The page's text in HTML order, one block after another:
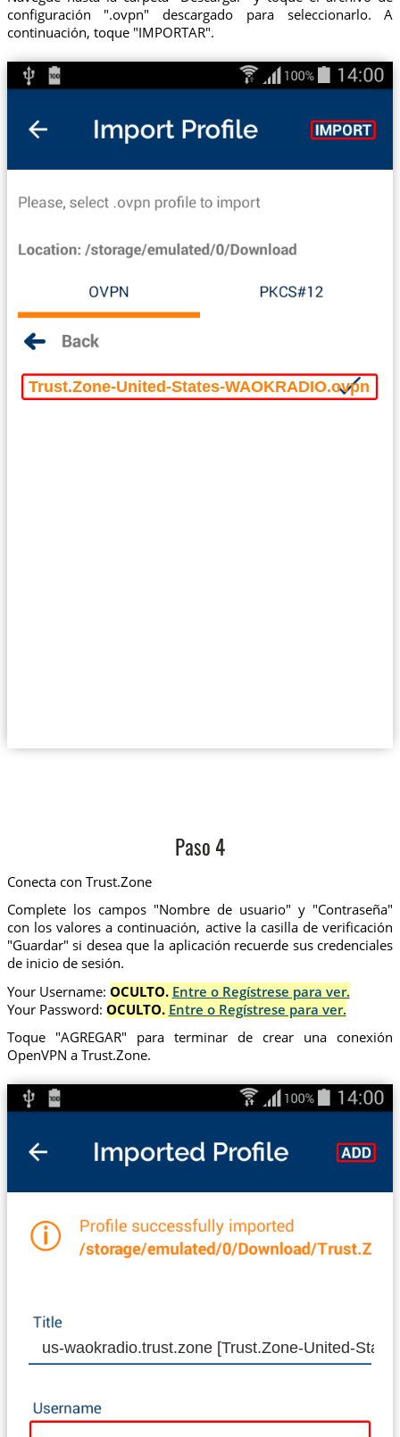
configuración ".ovpn" descargado para seleccionarlo. A
continuación, toque "IMPORTAR".
Trust.Zone-United-States-WAOKRADIO.ovpn
Paso 4
Conecta con Trust.Zone
Complete los campos "Nombre de usuario" y "Contraseña"
con los valores a continuación, active la casilla de verificación
"Guardar" si desea que la aplicación recuerde sus credenciales
de inicio de sesión.
Your Username: OCULTO. Entre o Regístrese para ver.
Your Password: OCULTO. Entre o Regístrese para ver.
Toque "AGREGAR" para terminar de crear una conexión
OpenVPN a Trust.Zone.
us-waokradio.trust.zone [Trust.Zone-United-